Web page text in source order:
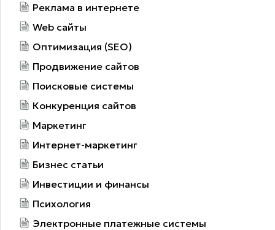
Реклама в интернете
Web сайты
Оптимизация (SEO)
Продвижение сайтов
Поисковые системы
Конкуренция сайтов
Маркетинг
Интернет-маркетинг
Бизнес статьи
Инвестиции и финансы
Психология
Электронные платежные системы